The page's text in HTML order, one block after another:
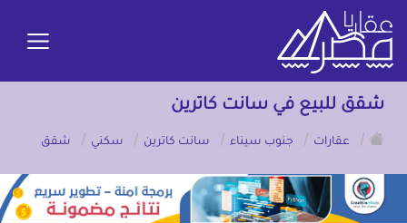
شقق للبيع في سانت كاترين
/
عقارات / جنوب سيناء / سانت كاترين / سكني / شقق